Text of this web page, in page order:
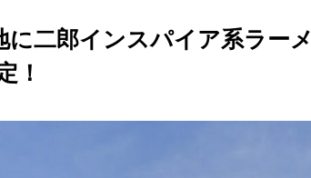
に二郎インスパイア系ラーメ
！